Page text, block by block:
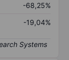
-68,25%
-19,04%